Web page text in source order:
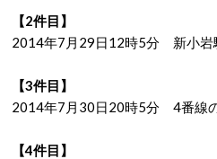
【2件目】
2014年7月29日12時5分 新小岩
【3件目】
2014年7月30日20時5分 4番線
【4件目】